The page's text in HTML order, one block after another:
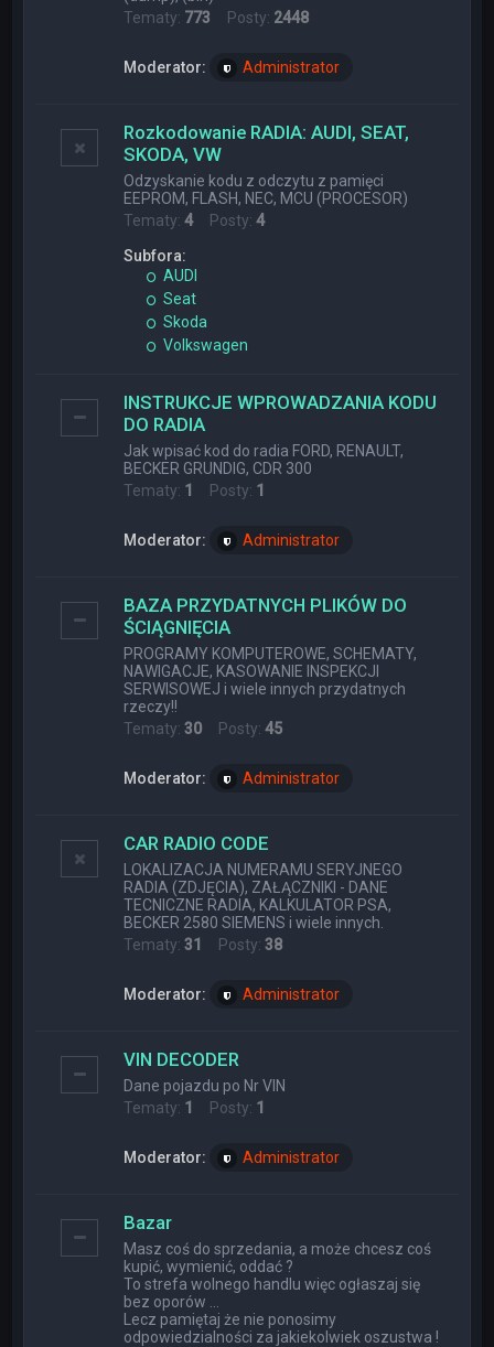
Tematy: 773 Posty: 2448
Moderator: Administrator
Rozkodowanie RADIA: AUDI, SEAT,
SKODA, VW
Odzyskanie kodu z odczytu z pamięci
EEPROM, FLASH, NEC, MCU (PROCESOR)
Tematy:4Posty:4
Subfora:
AUDI
Seat
Skoda
Volkswagen
INSTRUKCJE WPROWADZANIA KODU
DO RADIA
Jak wpisać kod do radia FORD, RENAULT,
BECKER GRUNDIG, CDR 300
Tematy: 1 Posty: 1
Moderator: Administrator
BAZA PRZYDATNYCH PLIKÓW DO
ŚCIĄGNIĘCIA
PROGRAMY KOMPUTEROWE, SCHEMATY,
NAWIGACJE, KASOWANIE INSPEKCJI
SERWISOWEJ i wiele innych przydatnych
rzeczy!!
Tematy:30 Posty:45
Moderator: Administrator
CAR RADIO CODE
LOKALIZACJA NUMERAMU SERYJNEGO
RADIA (ZDJĘCIA), ZAŁĄCZNIKI - DANE
TECNICZNE RADIA, KALKULATOR PSA,
BECKER 2580 SIEMENS i wiele innych.
Tematy:31 Posty:38
Moderator: Administrator
VIN DECODER
Dane pojazdu po Nr VIN
Tematy: 1 Posty: 1
Moderator: Administrator
Bazar
Masz coś do sprzedania, a może chcesz coś
kupić, wymienić, oddać ?
To strefa wolnego handlu więc ogłaszaj się
bez oporów ...
Lecz pamiętaj że nie ponosimy
odpowiedzialności za jakiekolwiek oszustwa !